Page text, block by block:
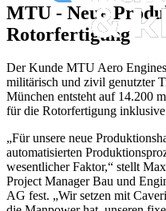
MTU - Neue
Rotorfertigung
Der Kunde MTU Aero
militärisch und zivil genutzter
München entsteht auf 14.200
für die Rotorfertigung
„Für unsere neue
automatisierten
wesentlicher Faktor,“ stellt
Project Manager Bau und
AG fest. „Wir setzen mit